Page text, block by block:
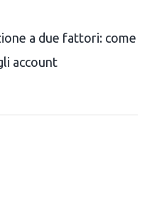
a due fattori: come
account